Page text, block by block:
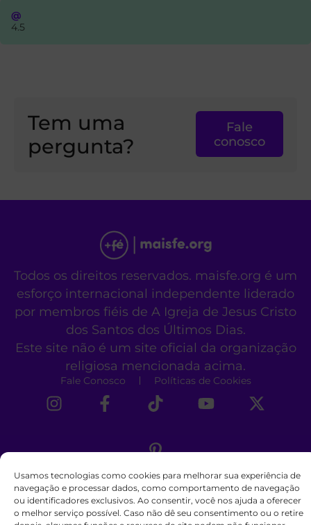
Usamos tecnologias como cookies para melhorar sua experiência de
navegação e processar dados, como comportamento de navegação
ou identificadores exclusivos. Ao consentir, você nos ajuda a oferecer
o melhor serviço possível. Caso não dê seu consentimento ou o retire
@
4.5
Tem uma
pergunta?
Fale
conosco
Todos os direitos reservados. maisfe.org é um
esforço internacional independente liderado
por membros fiéis de A Igreja de Jesus Cristo
dos Santos dos Últimos Dias.
Este site não é um site oficial da organização
religiosa mencionada acima.
Fale Conosco Políticas de Cookies